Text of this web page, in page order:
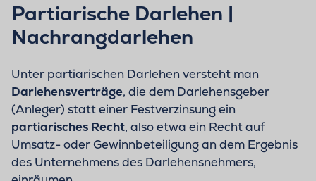
Partiarische Darlehen |
Nachrangdarlehen
Unter partiarischen Darlehen versteht man
Darlehensverträge, die dem Darlehensgeber
(Anleger) statt einer Festverzinsung ein
partiarisches Recht, also etwa ein Recht auf
Umsatz- oder Gewinnbeteiligung an dem Ergebnis
des Unternehmens des Darlehensnehmers,